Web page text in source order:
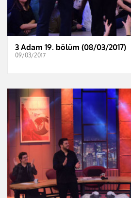
3 Adam 19. bölüm (08/03/2017)
09/03/2017